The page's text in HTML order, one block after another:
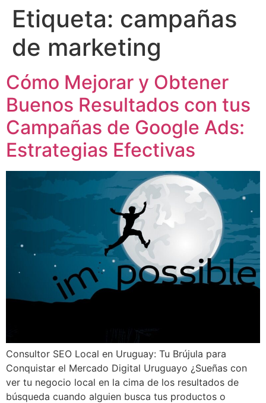
Etiqueta: campañas
de marketing
Cómo Mejorar y Obtener
Buenos Resultados con tus
Campañas de Google Ads:
Estrategias Efectivas
Consultor SEO Local en Uruguay: Tu Brújula para
Conquistar el Mercado Digital Uruguayo ¿Sueñas con
ver tu negocio local en la cima de los resultados de
búsqueda cuando alguien busca tus productos o